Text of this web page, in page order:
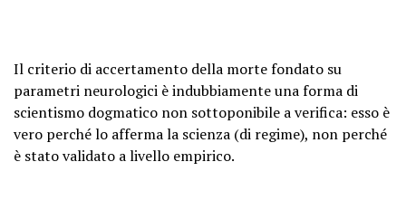
Il criterio di accertamento della morte fondato su
parametri neurologici è indubbiamente una forma di
scientismo dogmatico non sottoponibile a verifica: esso è
vero perché lo afferma la scienza (di regime), non perché
è stato validato a livello empirico.